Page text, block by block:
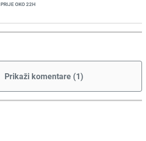
PRIJE OKO 22H
Prikaži komentare (1)